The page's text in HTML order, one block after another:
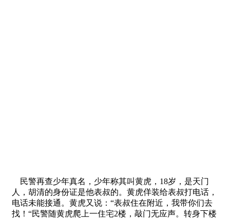
民警再查少年真名，少年称其叫黄虎，18岁，是天门
人，胡清的身份证是他表叔的。黄虎佯装给表叔打电话，
电话未能接通。黄虎又说：“表叔住在附近，我带你们去
找！“民警随黄虎爬上一住宅2楼，敲门无应声。转身下楼